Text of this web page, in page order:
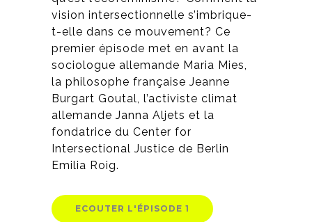
vision intersectionnelle s’imbrique-
t-elle dans ce mouvement? Ce
premier épisode met en avant la
sociologue allemande Maria Mies,
la philosophe française Jeanne
Burgart Goutal, l’activiste climat
allemande Janna Aljets et la
fondatrice du Center for
Intersectional Justice de Berlin
Emilia Roig.
ECOUTER L'ÉPISODE 1